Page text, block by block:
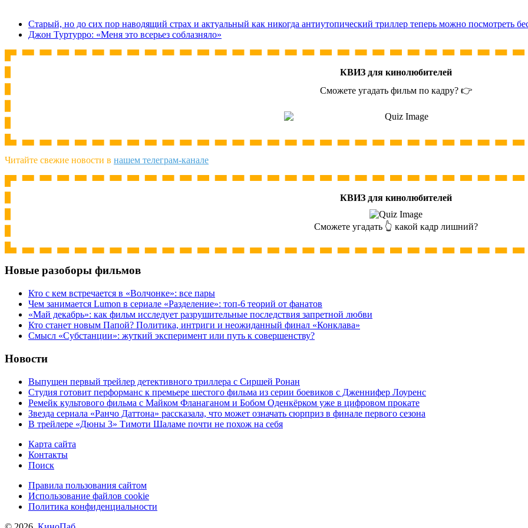
Старый, но до сих пор наводящий страх и актуальный как никогда антиутопический триллер теперь можно посмотреть
Джон Туртурро: «Меня это всерьез соблазняло»
КВИЗ для кинолюбителей
Сможете угадать фильм по кадру? 👉
Читайте свежие новости в нашем телеграм-канале
КВИЗ для кинолюбителей
Сможете угадать 👆 какой кадр лишний?
Новые разоборы фильмов
Кто с кем встречается в «Волчонке»: все пары
Чем занимается Lumon в сериале «Разделение»: топ-6 теорий от фанатов
«Май декабрь»: как фильм исследует разрушительные последствия запретной любви
Кто станет новым Папой? Политика, интриги и неожиданный финал «Конклава»
Cмысл «Субстанции»: жуткий эксперимент или путь к совершенству?
Новости
Выпущен первый трейлер детективного триллера с Сиршей Ронан
Студия готовит перформанс к премьере шестого фильма из серии боевиков с Дженнифер Лоуренс
Ремейк культового фильма с Майком Фланаганом и Бобом Оденкёрком уже в цифровом прокате
Звезда сериала «Ранчо Даттона» рассказала, что может означать сюрприз в финале первого сезона
В трейлере «Дюны 3» Тимоти Шаламе почти не похож на себя
Карта сайта
Контакты
Поиск
Правила пользования сайтом
Использование файлов cookie
Политика конфиденциальности